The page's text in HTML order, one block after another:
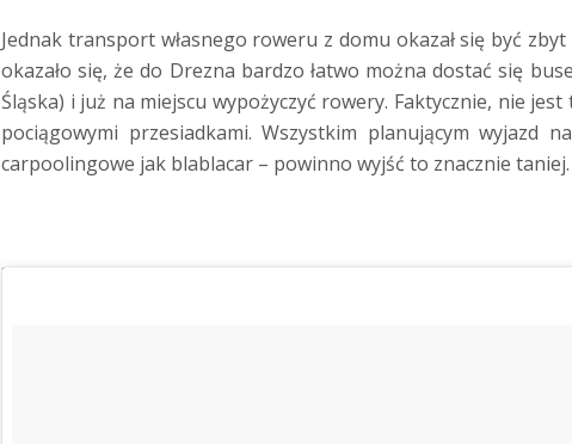
Jednak transport własnego roweru z domu okazał się być
okazało się, że do Drezna bardzo łatwo można dostać się
Śląska) i już na miejscu wypożyczyć rowery. Faktycznie, nie
pociągowymi przesiadkami. Wszystkim planującym wyjazd
carpoolingowe jak blablacar – powinno wyjść to znacznie taniej.